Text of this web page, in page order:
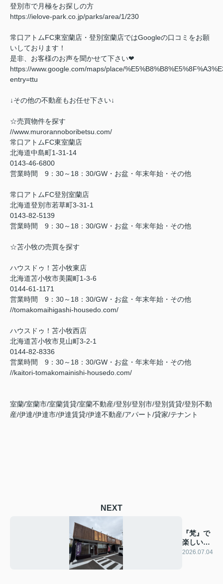
登別市で月極をお探しの方
https://ielove-park.co.jp/parks/area/1/230
常口アトムFC東室蘭店・登別室蘭店ではGoogleの口コミをお願
いしております！
是非、お客様のお声を聞かせて下さい❤
https://www.google.com/maps/place/
entry=ttu
↓その他の不動産もお任せ下さい↓
☆売買物件を探す
//www.murorannoboribetsu.com/
常口アトムFC東室蘭店
北海道中島町1-31-14
0143-46-6800
営業時間 9：30～18：30/GW・お盆・年末年始・その他
常口アトムFC登別室蘭店
北海道登別市若草町3-31-1
0143-82-5139
営業時間 9：30～18：30/GW・お盆・年末年始・その他
☆苫小牧の売買を探す
ハウスドゥ！苫小牧東店
北海道苫小牧市美園町1-3-6
0144-61-1171
営業時間 9：30～18：30/GW・お盆・年末年始・その他
//tomakomaihigashi-housedo.com/
ハウスドゥ！苫小牧西店
北海道苫小牧市見山町3-2-1
0144-82-8336
営業時間 9：30～18：30/GW・お盆・年末年始・その他
//kaitori-tomakomainishi-housedo.com/
室蘭/室蘭市/室蘭賃貸/室蘭不動産/登別/登別市/登別賃貸/登別不動
産/伊達/伊達市/伊達賃貸/伊達不動産/アパート/貸家/テナント
NEXT
『梵』で
楽しいラ
ンチ♪
2026.07.04